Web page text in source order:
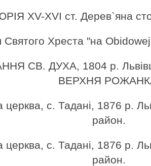
XV-XVI ст. Дерев`яна
Святого Хреста "на
СВ. ДУХА, 1804 р.
ВЕРХНЯ
церква, с. Тадані, 1876 р.
район.
церква, с. Тадані, 1876 р.
район.